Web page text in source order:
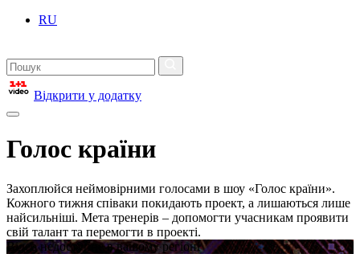
RU
Відкрити у додатку
Голос країни
Захоплюйся неймовірними голосами в шоу «Голос країни».
Кожного тижня співаки покидають проект, а лишаються лише
найсильніші. Мета тренерів – допомогти учасникам проявити
свій талант та перемогти в проекті.
Відео недоступне в вашому регіоні